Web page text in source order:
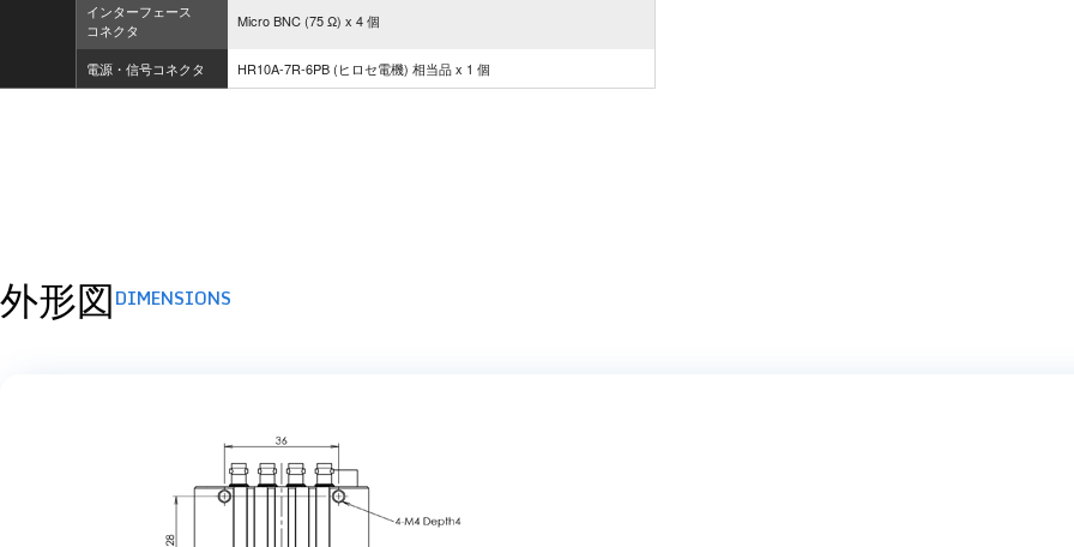
インターフェース
コネクタ
Micro BNC (75 Ω) x 4 個
電源・信号コネクタ HR10A-7R-6PB (ヒロセ電機) 相当品 x 1 個
DIMENSIONS
外形図